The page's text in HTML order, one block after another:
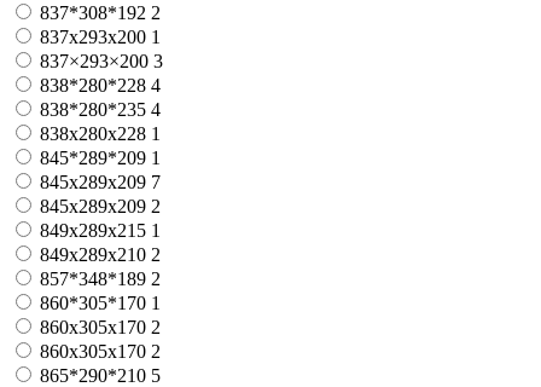
837*308*192 2
837x293x200 1
837×293×200 3
838*280*228 4
838*280*235 4
838x280x228 1
845*289*209 1
845x289x209 7
845х289х209 2
849x289x215 1
849х289х210 2
857*348*189 2
860*305*170 1
860x305x170 2
860х305х170 2
865*290*210 5